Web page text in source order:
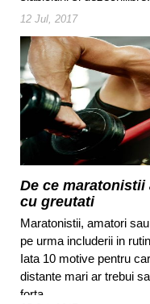
12 Jul, 2017
De ce maratonistii
cu greutati
Maratonistii, amatori
pe urma includerii in
Iata 10 motive pentru
distante mari ar trebui
forta.